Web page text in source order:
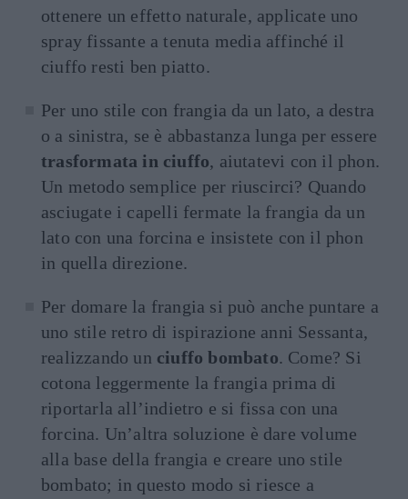
ottenere un effetto naturale, applicate uno
spray fissante a tenuta media affinché il
ciuffo resti ben piatto.
Per uno stile con frangia da un lato, a destra
o a sinistra, se è abbastanza lunga per essere
trasformata in ciuffo, aiutatevi con il phon.
Un metodo semplice per riuscirci? Quando
asciugate i capelli fermate la frangia da un
lato con una forcina e insistete con il phon
in quella direzione.
Per domare la frangia si può anche puntare a
uno stile retro di ispirazione anni Sessanta,
realizzando un ciuffo bombato. Come? Si
cotona leggermente la frangia prima di
riportarla all’indietro e si fissa con una
forcina. Un’altra soluzione è dare volume
alla base della frangia e creare uno stile
bombato; in questo modo si riesce a